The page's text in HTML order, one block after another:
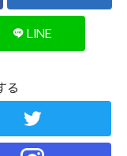
LINE
る